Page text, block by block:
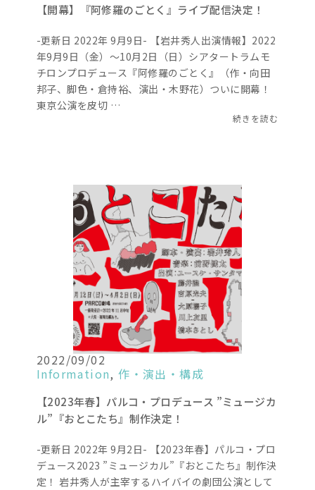
【開幕】『阿修羅のごとく』ライブ配信決定！
-更新日 2022年 9月9日- 【岩井秀人出演情報】2022
年9月9日（金）～10月2日（日）シアタートラムモ
チロンプロデュース『阿修羅のごとく』（作・向田
邦子、脚色・倉持裕、演出・木野花）ついに開幕！
東京公演を皮切 …
続きを読む
2022/09/02
Information,作・演出・構成
【2023年春】パルコ・プロデュース ”ミュージカ
ル”『おとこたち』制作決定！
-更新日 2022年 9月2日- 【2023年春】パルコ・プロ
デュース2023 ”ミュージカル”『おとこたち』制作決
定！ 岩井秀人が主宰するハイバイの劇団公演として